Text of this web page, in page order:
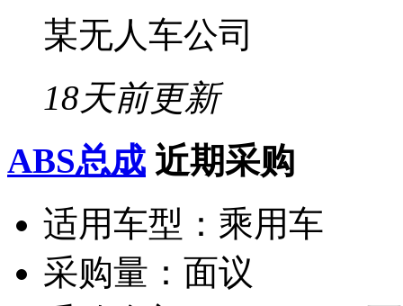
某无人车公司
18天前更新
ABS总成 近期采购
适用车型： 乘用车
采购量： 面议